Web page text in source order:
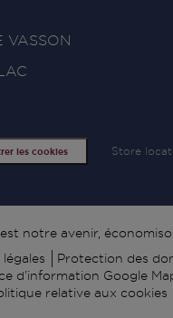
VASSON
les cookies Store
notre avenir,
Protection des
d’information Google
relative aux cookies